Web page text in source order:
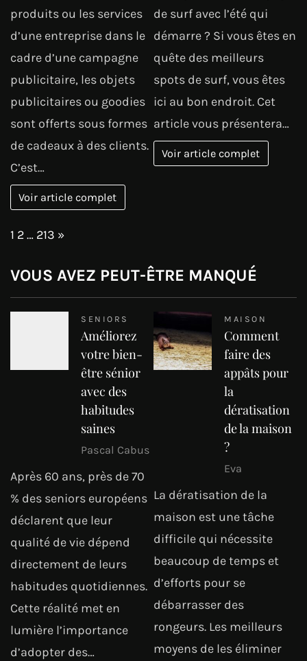
produits ou les services
d’une entreprise dans le
cadre d’une campagne
publicitaire, les objets
publicitaires ou goodies
sont offerts sous formes
de cadeaux à des clients.
C’est…
Voir article complet
de surf avec l’été qui
démarre ? Si vous êtes en
quête des meilleurs
spots de surf, vous êtes
ici au bon endroit. Cet
article vous présentera…
Voir article complet
Page:
1 2… 213 Next
»
VOUS AVEZ PEUT-ÊTRE MANQUÉ
SENIORS
Améliorez
votre bien-
être sénior
avec des
habitudes
saines
Pascal Cabus
Après 60 ans, près de 70
% des seniors européens
déclarent que leur
qualité de vie dépend
directement de leurs
habitudes quotidiennes.
Cette réalité met en
lumière l’importance
d’adopter des…
MAISON
Comment
faire des
appâts pour
la
dératisation
de la maison
?
Eva
La dératisation de la
maison est une tâche
difficile qui nécessite
beaucoup de temps et
d’efforts pour se
débarrasser des
rongeurs. Les meilleurs
moyens de les éliminer